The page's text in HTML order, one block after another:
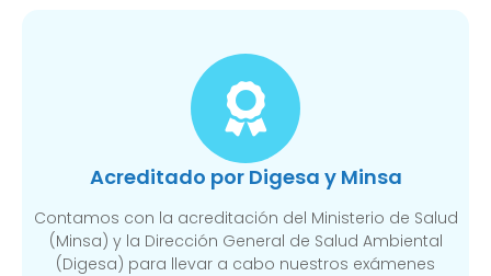
Acreditado por Digesa y Minsa
Contamos con la acreditación del Ministerio de Salud
(Minsa) y la Dirección General de Salud Ambiental
(Digesa) para llevar a cabo nuestros exámenes